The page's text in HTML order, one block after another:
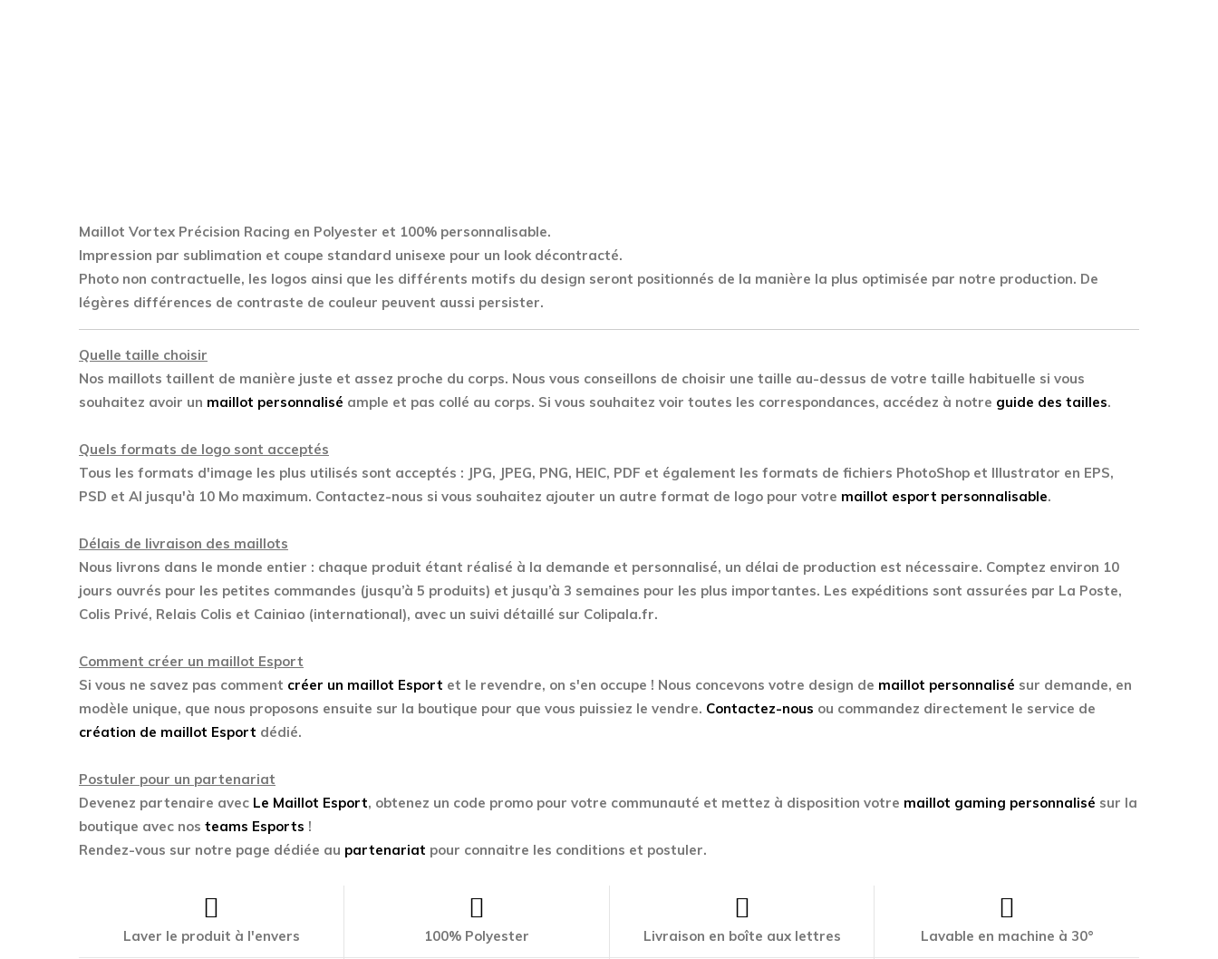
Maillot Vortex Précision Racing en Polyester et 100% personnalisable.
Impression par sublimation et coupe standard unisexe pour un look décontracté.
Photo non contractuelle, les logos ainsi que les différents motifs du design seront positionnés de la manière la plus optimisée par notre production. De
légères différences de contraste de couleur peuvent aussi persister.
Quelle taille choisir
Nos maillots taillent de manière juste et assez proche du corps. Nous vous conseillons de choisir une taille au-dessus de votre taille habituelle si vous
souhaitez avoir un maillot personnalisé ample et pas collé au corps. Si vous souhaitez voir toutes les correspondances, accédez à notre guide des tailles.
Quels formats de logo sont acceptés
Tous les formats d'image les plus utilisés sont acceptés : JPG, JPEG, PNG, HEIC, PDF et également les formats de fichiers PhotoShop et Illustrator en EPS,
PSD et AI jusqu'à 10 Mo maximum. Contactez-nous si vous souhaitez ajouter un autre format de logo pour votre maillot esport personnalisable.
Délais de livraison des maillots
Nous livrons dans le monde entier : chaque produit étant réalisé à la demande et personnalisé, un délai de production est nécessaire. Comptez environ 10
jours ouvrés pour les petites commandes (jusqu’à 5 produits) et jusqu’à 3 semaines pour les plus importantes. Les expéditions sont assurées par La Poste,
Colis Privé, Relais Colis et Cainiao (international), avec un suivi détaillé sur Colipala.fr.
Comment créer un maillot Esport
Si vous ne savez pas comment créer un maillot Esport et le revendre, on s'en occupe ! Nous concevons votre design de maillot personnalisé sur demande, en
modèle unique, que nous proposons ensuite sur la boutique pour que vous puissiez le vendre. Contactez-nous ou commandez directement le service de
création de maillot Esport dédié.
Postuler pour un partenariat
Devenez partenaire avec Le Maillot Esport, obtenez un code promo pour votre communauté et mettez à disposition votre maillot gaming personnalisé sur la
boutique avec nos teams Esports !
Rendez-vous sur notre page dédiée au partenariat pour connaitre les conditions et postuler.
Laver le produit à l'envers 100% Polyester Livraison en boîte aux lettres Lavable en machine à 30°